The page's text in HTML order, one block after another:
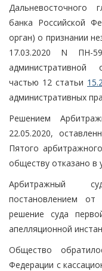
Дальневосточного
банка Российской
орган) о признании
17.03.2020 N ПН-
административной
частью 12 статьи
административных
Решением
22.05.2020,
Пятого
обществу отказано в
Арбитражный
постановлением от
решение суда
апелляционной
Общество
Федерации с